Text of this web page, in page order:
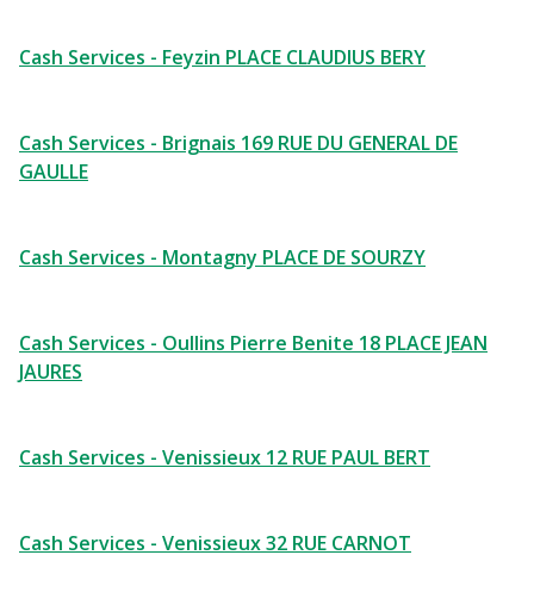
Cash Services - Feyzin PLACE CLAUDIUS BERY
Cash Services - Brignais 169 RUE DU GENERAL DE
GAULLE
Cash Services - Montagny PLACE DE SOURZY
Cash Services - Oullins Pierre Benite 18 PLACE JEAN
JAURES
Cash Services - Venissieux 12 RUE PAUL BERT
Cash Services - Venissieux 32 RUE CARNOT